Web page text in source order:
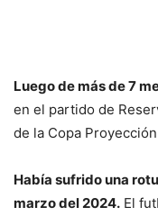
Luego de más de 7
en el partido de
de la Copa
Había sufrido una
marzo del 2024. El